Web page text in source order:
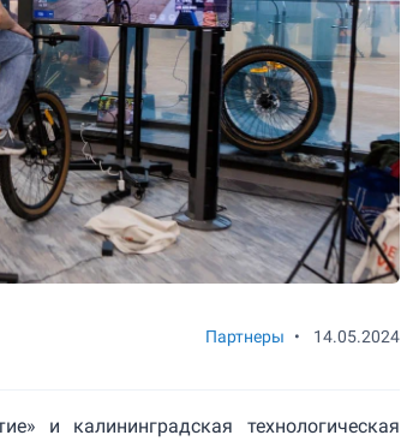
Партнеры • 14.05.2024
и калининградская технологическая